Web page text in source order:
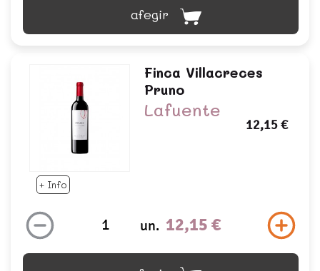
afegir
+ Info
Finca Villacreces
Pruno
Lafuente
12,15 €
un. 12,15 €